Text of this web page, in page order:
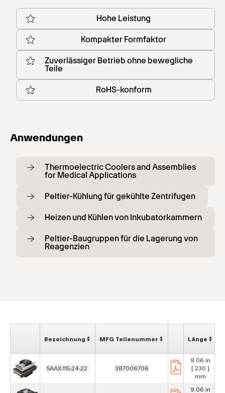
Hohe Leistung
Kompakter Formfaktor
Zuverlässiger Betrieb ohne bewegliche
Teile
RoHS-konform
Anwendungen
Thermoelectric Coolers and Assemblies
for Medical Applications
Peltier-Kühlung für gekühlte Zentrifugen
Heizen und Kühlen von Inkubatorkammern
Peltier-Baugruppen für die Lagerung von
Reagenzien
Bezeichnung MFG Teilenummer Länge
SAAX-115-24-22 387006706
9.06 in
[ 230 ]
mm
9.06 in